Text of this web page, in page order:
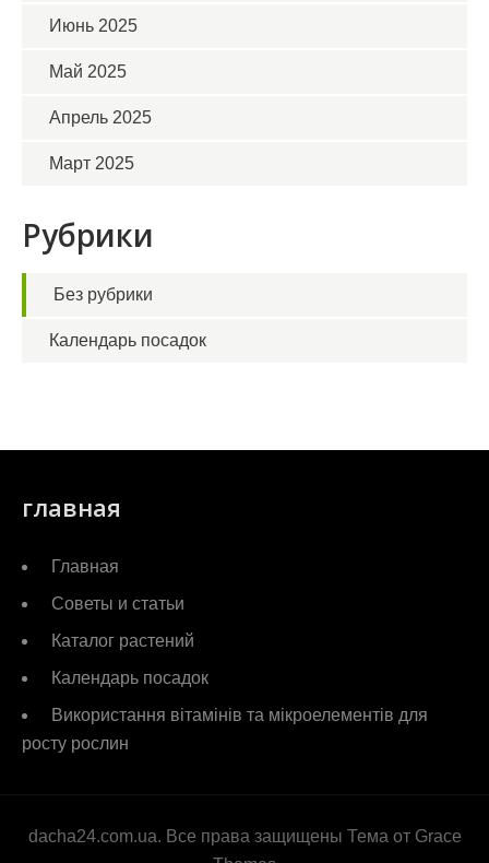
Июнь 2025
Май 2025
Апрель 2025
Март 2025
Рубрики
Без рубрики
Календарь посадок
главная
Главная
Советы и статьи
Каталог растений
Календарь посадок
Використання вітамінів та мікроелементів для
росту рослин
dacha24.com.ua. Все права защищены Тема от Grace